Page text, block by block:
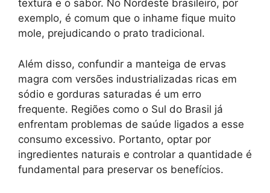
textura e o sabor. No Nordeste brasileiro, por
exemplo, é comum que o inhame fique muito
mole, prejudicando o prato tradicional.
Além disso, confundir a manteiga de ervas
magra com versões industrializadas ricas em
sódio e gorduras saturadas é um erro
frequente. Regiões como o Sul do Brasil já
enfrentam problemas de saúde ligados a esse
consumo excessivo. Portanto, optar por
ingredientes naturais e controlar a quantidade é
fundamental para preservar os benefícios.